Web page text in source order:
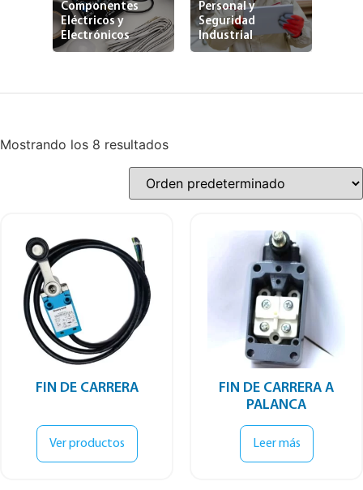
Componentes
Eléctricos y
Electrónicos
Personal y
Seguridad
Industrial
Mostrando los 8 resultados
FIN DE CARRERA
Ver productos
FIN DE CARRERA A
PALANCA
Leer más